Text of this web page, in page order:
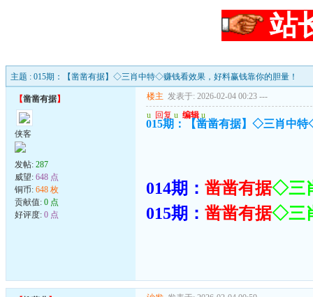
站
主题 : 015期：【凿凿有据】◇三肖中特◇赚钱看效果，好料赢钱靠你的胆量！
【凿凿有据】
侠客
发帖: 287
威望: 648 点
铜币: 648 枚
贡献值: 0 点
好评度: 0 点
楼主 发表于: 2026-02-04 00:23 ---
u 回复 u 编辑 u
015期：【凿凿有据】◇三肖中
014期： 凿凿有据◇三
015期： 凿凿有据◇三